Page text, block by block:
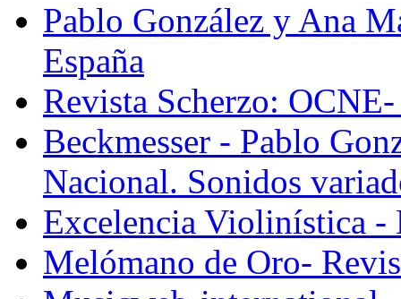
Pablo González y Ana
España
Revista Scherzo:
Beckmesser - Pablo
Nacional. Sonidos
Excelencia Violinística -
Melómano de Oro-